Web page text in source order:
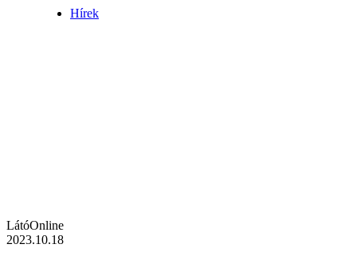
Hírek
LátóOnline
2023.10.18